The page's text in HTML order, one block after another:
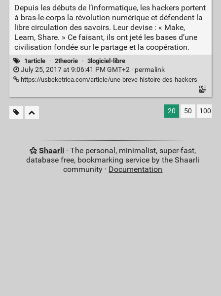
Depuis les débuts de l’informatique, les hackers portent
à bras-le-corps la révolution numérique et défendent la
libre circulation des savoirs. Leur devise : « Make,
Learn, Share. » Ce faisant, ils ont jeté les bases d’une
civilisation fondée sur le partage et la coopération.
1article · 2theorie · 3logiciel-libre
July 25, 2017 at 9:06:41 PM GMT+2 · permalink
https://usbeketrica.com/article/une-breve-histoire-des-hackers
20 50 100
Shaarli · The personal, minimalist, super-fast,
database free, bookmarking service by the Shaarli
community · Documentation